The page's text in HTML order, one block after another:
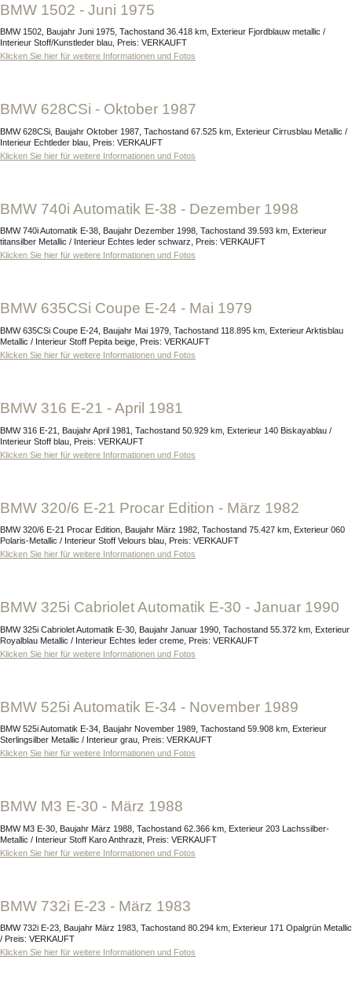
BMW 1502 - Juni 1975
BMW 1502, Baujahr Juni 1975, Tachostand 36.418 km, Exterieur Fjordblauw metallic /
Interieur Stoff/Kunstleder blau, Preis: VERKAUFT
Klicken Sie hier für weitere Informationen und Fotos
BMW 628CSi - Oktober 1987
BMW 628CSi, Baujahr Oktober 1987, Tachostand 67.525 km, Exterieur Cirrusblau Metallic /
Interieur Echtleder blau, Preis: VERKAUFT
Klicken Sie hier für weitere Informationen und Fotos
BMW 740i Automatik E-38 - Dezember 1998
BMW 740i Automatik E-38, Baujahr Dezember 1998, Tachostand 39.593 km, Exterieur
titansilber Metallic / Interieur Echtes leder schwarz, Preis: VERKAUFT
Klicken Sie hier für weitere Informationen und Fotos
BMW 635CSi Coupe E-24 - Mai 1979
BMW 635CSi Coupe E-24, Baujahr Mai 1979, Tachostand 118.895 km, Exterieur Arktisblau
Metallic / Interieur Stoff Pepita beige, Preis: VERKAUFT
Klicken Sie hier für weitere Informationen und Fotos
BMW 316 E-21 - April 1981
BMW 316 E-21, Baujahr April 1981, Tachostand 50.929 km, Exterieur 140 Biskayablau /
Interieur Stoff blau, Preis: VERKAUFT
Klicken Sie hier für weitere Informationen und Fotos
BMW 320/6 E-21 Procar Edition - März 1982
BMW 320/6 E-21 Procar Edition, Baujahr März 1982, Tachostand 75.427 km, Exterieur 060
Polaris-Metallic / Interieur Stoff Velours blau, Preis: VERKAUFT
Klicken Sie hier für weitere Informationen und Fotos
BMW 325i Cabriolet Automatik E-30 - Januar 1990
BMW 325i Cabriolet Automatik E-30, Baujahr Januar 1990, Tachostand 55.372 km, Exterieur
Royalblau Metallic / Interieur Echtes leder creme, Preis: VERKAUFT
Klicken Sie hier für weitere Informationen und Fotos
BMW 525i Automatik E-34 - November 1989
BMW 525i Automatik E-34, Baujahr November 1989, Tachostand 59.908 km, Exterieur
Sterlingsilber Metallic / Interieur grau, Preis: VERKAUFT
Klicken Sie hier für weitere Informationen und Fotos
BMW M3 E-30 - März 1988
BMW M3 E-30, Baujahr März 1988, Tachostand 62.366 km, Exterieur 203 Lachssilber-
Metallic / Interieur Stoff Karo Anthrazit, Preis: VERKAUFT
Klicken Sie hier für weitere Informationen und Fotos
BMW 732i E-23 - März 1983
BMW 732i E-23, Baujahr März 1983, Tachostand 80.294 km, Exterieur 171 Opalgrün Metallic
/ Preis: VERKAUFT
Klicken Sie hier für weitere Informationen und Fotos